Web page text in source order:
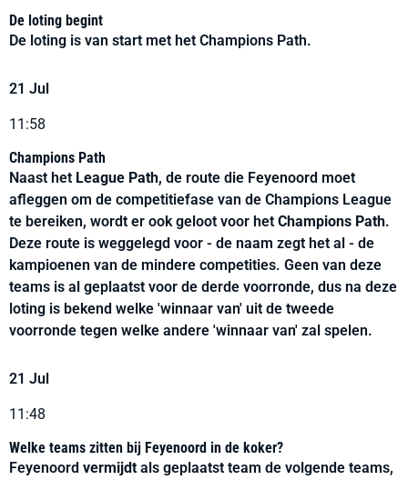
De loting begint
De loting is van start met het Champions Path.
21 Jul
11:58
Champions Path
Naast het League Path, de route die Feyenoord moet
afleggen om de competitiefase van de Champions League
te bereiken, wordt er ook geloot voor het Champions Path.
Deze route is weggelegd voor - de naam zegt het al - de
kampioenen van de mindere competities. Geen van deze
teams is al geplaatst voor de derde voorronde, dus na deze
loting is bekend welke 'winnaar van' uit de tweede
voorronde tegen welke andere 'winnaar van' zal spelen.
21 Jul
11:48
Welke teams zitten bij Feyenoord in de koker?
Feyenoord vermijdtals geplaatst team de volgende teams,